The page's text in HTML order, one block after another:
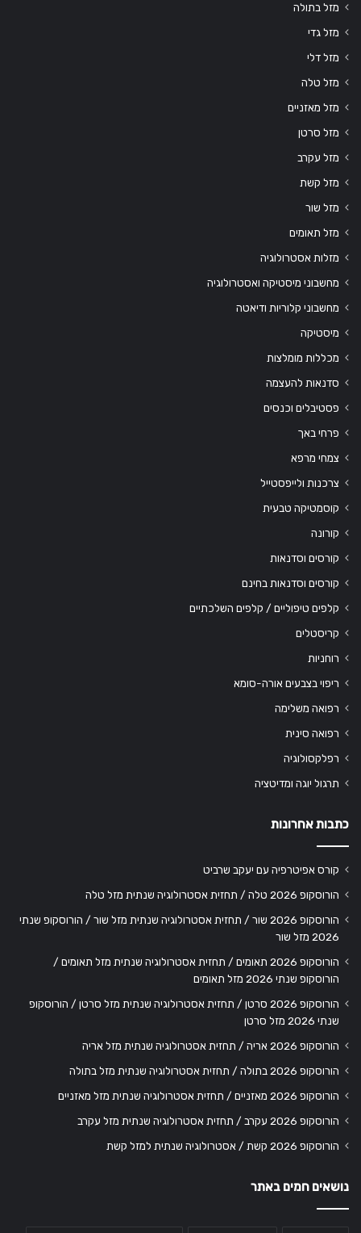
מזל בתולה
מזל גדי
מזל דלי
מזל טלה
מזל מאזניים
מזל סרטן
מזל עקרב
מזל קשת
מזל שור
מזל תאומים
מזלות אסטרולוגיה
מחשבוני מיסטיקה ואסטרולוגיה
מחשבוני קלוריות ודיאטה
מיסטיקה
מכללות מומלצות
סדנאות להעצמה
פסטיבלים וכנסים
פרחי באך
צמחי מרפא
צרכנות ולייפסטייל
קוסמטיקה טבעית
קורונה
קורסים וסדנאות
קורסים וסדנאות בחינם
קלפים טיפוליים / קלפים השלכתיים
קריסטלים
רוחניות
ריפוי בצבעים אורה-סומא
רפואה משלימה
רפואה סינית
רפלקסולוגיה
תרגול יוגה ומדיטציה
כתבות אחרונות
קורס אפיטרפיה עם יעקב שרביט
הורוסקופ 2026 טלה / תחזית אסטרולוגיה שנתית מזל טלה
הורוסקופ 2026 שור / תחזית אסטרולוגיה שנתית מזל שור / הורוסקופ שנתי
2026 מזל שור
הורוסקופ 2026 תאומים / תחזית אסטרולוגיה שנתית מזל תאומים /
הורוסקופ שנתי 2026 מזל תאומים
הורוסקופ 2026 סרטן / תחזית אסטרולוגיה שנתית מזל סרטן / הורוסקופ
שנתי 2026 מזל סרטן
הורוסקופ 2026 אריה / תחזית אסטרולוגיה שנתית מזל אריה
הורוסקופ 2026 בתולה / תחזית אסטרולוגיה שנתית מזל בתולה
הורוסקופ 2026 מאזניים / תחזית אסטרולוגיה שנתית מזל מאזניים
הורוסקופ 2026 עקרב / תחזית אסטרולוגיה שנתית מזל עקרב
הורוסקופ 2026 קשת / אסטרולוגיה שנתית למזל קשת
נושאים חמים באתר